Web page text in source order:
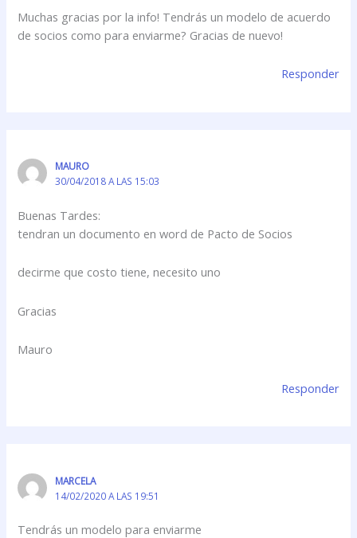
Muchas gracias por la info! Tendrás un modelo de acuerdo
de socios como para enviarme? Gracias de nuevo!
Responder
MAURO
30/04/2018 A LAS 15:03
Buenas Tardes:
tendran un documento en word de Pacto de Socios
decirme que costo tiene, necesito uno
Gracias
Mauro
Responder
MARCELA
14/02/2020 A LAS 19:51
Tendrás un modelo para enviarme